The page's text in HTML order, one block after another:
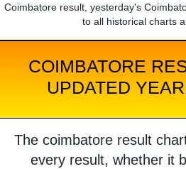
Coimbatore result, yesterday's
to all historical charts
COIMBATORE
UPDATED
The coimbatore result
every result, whether it